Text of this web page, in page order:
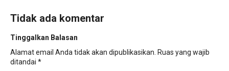
Tidak ada komentar
Tinggalkan Balasan
Alamat email Anda tidak akan dipublikasikan. Ruas yang wajib
ditandai *